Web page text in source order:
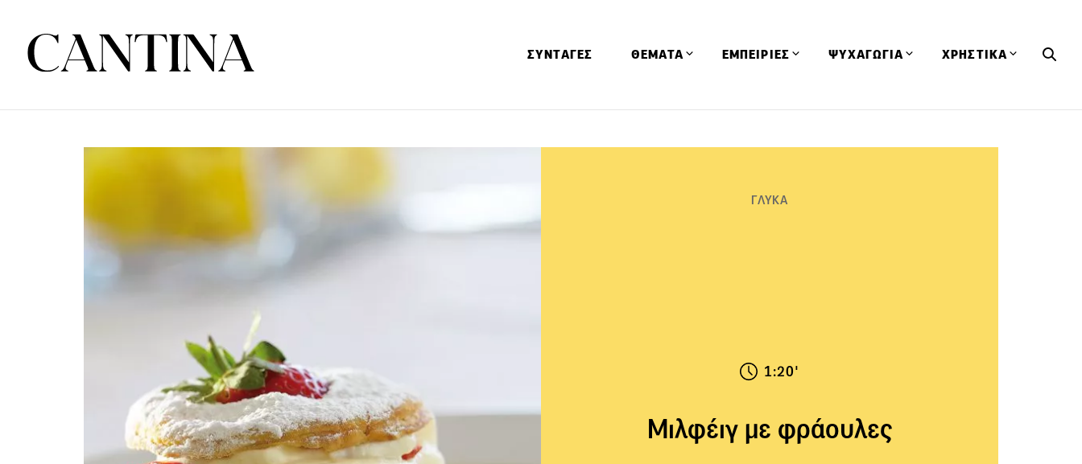
ΣΥΝΤΑΓΕΣ ΘΕΜΑΤΑ ΕΜΠΕΙΡΙΕΣ ΨΥΧΑΓΩΓΙΑ ΧΡΗΣΤΙΚΑ
ΓΛΥΚΑ
1:20'
Μιλφέιγ με φράουλες